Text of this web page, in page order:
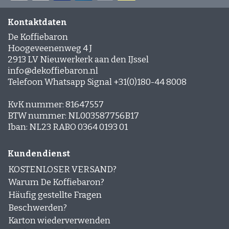
Produktbeschreibungfür spezifische
Kaffeebohnen nach Geschmacksprofil
Um die Auswahl zu erleichtern, geben wir bei
jeder Kaffeebohnensorte die drei wichtigsten
Geschmackstöne an, wie Schokolade, Karamell,
fruchtig oder würzig.
Kaffeebohnen für Cappuccino oder Latte
Wähle Bohnen mit Schokolade-, Karamell- oder
Top-Marken für Kaffeebohnen
Unsere Auswahl umfasst Qualitätsmarken wie
Lavazza, Segafredound
Marke, Stärke, Sorte oder Preisklasse, um deinen
Favoriten zu finden.
Kontaktdaten
De Koffiebaron
Hoogeveenenweg 4 J
2913 LV Nieuwerkerk aan den IJssel
info@dekoffiebaron.nl
Telefoon Whatsapp Signal +31(0)180-44 8008
KvK nummer: 81647557
BTW nummer: NL003587756B17
Iban: NL23 RABO 0364 0193 01
Kundendienst
KOSTENLOSER VERSAND?
Warum De Koffiebaron?
Häufig gestellte Fragen
Beschwerden?
Karton wiederverwenden